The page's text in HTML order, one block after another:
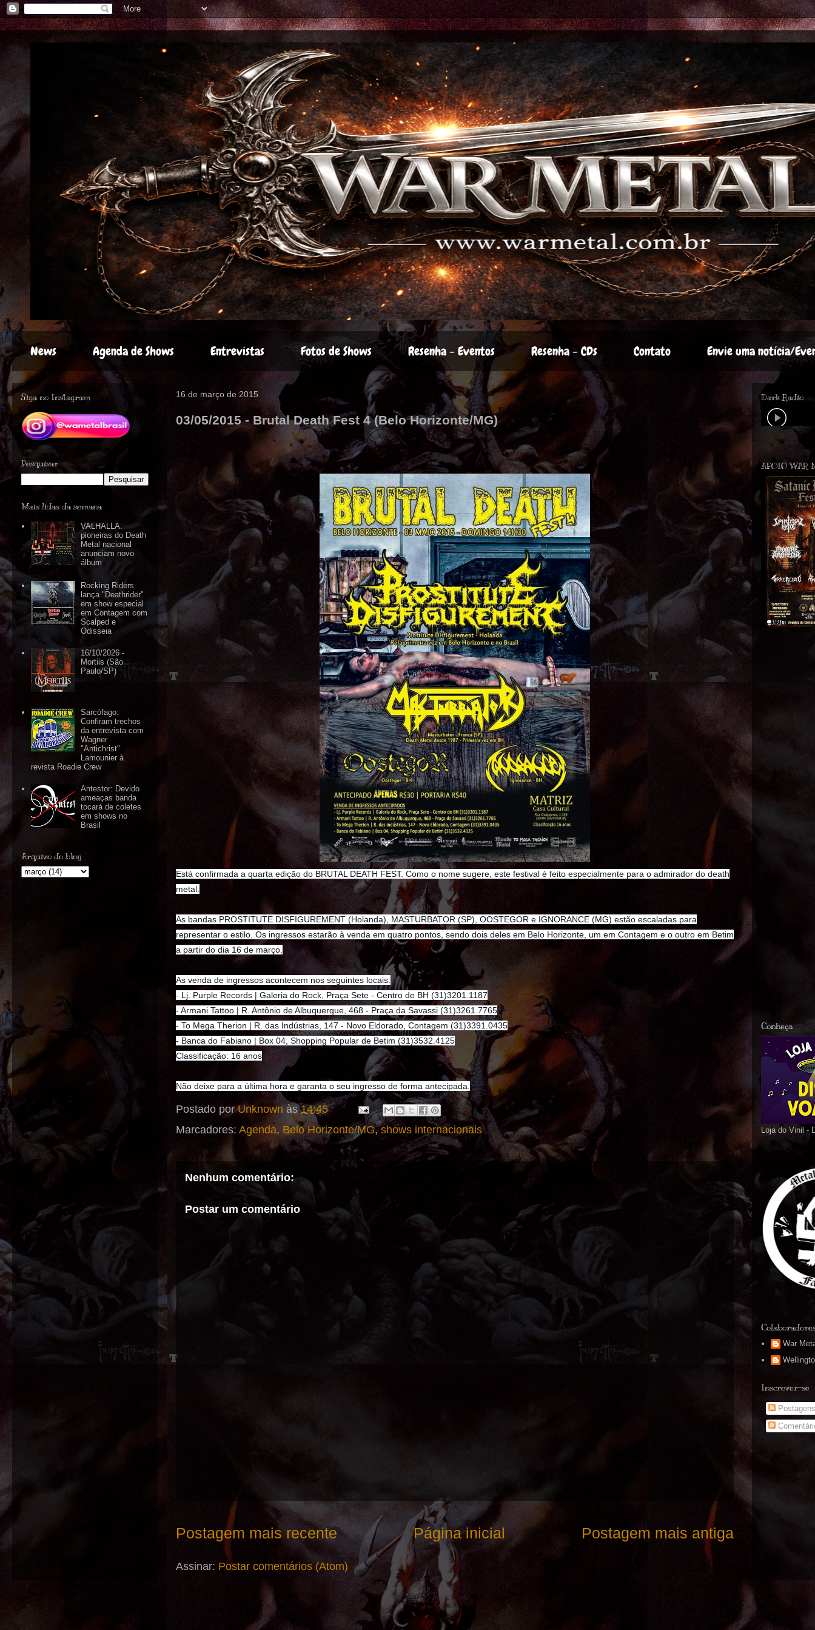
News Agenda de Shows Entrevistas Fotos de Shows Resenha - Eventos Resenha - CDs Contato Envie uma notícia/
16 de março de 2015
03/05/2015 - Brutal Death Fest 4 (Belo Horizonte/MG)
Está confirmada a quarta edição do BRUTAL DEATH FEST. Como o nome sugere, este festival é feito especialmente para o admirador do death
metal.
As bandas PROSTITUTE DISFIGUREMENT (Holanda), MASTURBATOR (SP), OOSTEGOR e IGNORANCE (MG) estão escaladas para
representar o estilo. Os ingressos estarão à venda em quatro pontos, sendo dois deles em Belo Horizonte, um em Contagem e o outro em Betim
a partir do dia 16 de março.
As venda de ingressos acontecem nos seguintes locais:
- Lj. Purple Records | Galeria do Rock, Praça Sete - Centro de BH (31)3201.1187
- Armani Tattoo | R. Antônio de Albuquerque, 468 - Praça da Savassi (31)3261.7765
- To Mega Therion | R. das Indústrias, 147 - Novo Eldorado, Contagem (31)3391.0435
- Banca do Fabiano | Box 04, Shopping Popular de Betim (31)3532.4125
Classificação: 16 anos
Não deixe para a última hora e garanta o seu ingresso de forma antecipada.
Postado porUnknown às14:45
Marcadores: Agenda, Belo Horizonte/MG,shows internacionais
Nenhum comentário:
Postar um comentário
Postagem mais recente Postagem mais antiga
Página inicial
Assinar: Postar comentários (Atom)
Siga no Instagram
Pesquisar
Mais lidas da semana
VALHALLA:
pioneiras do Death
Metal nacional
anunciam novo
álbum
Rocking Riders
lança "Deathrider"
em show especial
em Contagem com
Scalped e
Odisseia
16/10/2026 -
Mortiis (São
Paulo/SP)
Sarcófago:
Confiram trechos
da entrevista com
Wagner
"Antichrist"
Lamounier à
revista Roadie Crew
Antestor: Devido
ameaças banda
tocará de coletes
em shows no
Brasil
Arquivo do blog
Dark Radio
APOIO WAR
Conheça
Loja do Vinil -
War
Inscrever-se
Postagens